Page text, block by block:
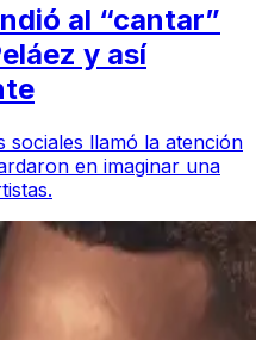
al “cantar”
y así
sociales llamó la atención
en imaginar una